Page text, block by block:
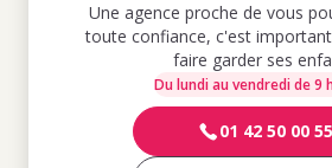
Une agence proche de vous
toute confiance, c'est
faire garder ses
Du lundi au vendredi de 9
01 42 50 00 55